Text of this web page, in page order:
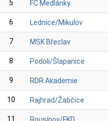
5 FC Medlánky
6 Lednice/Mikulov
7 MSK Břeclav
8 Podolí/Šlapanice
9 RDR Akademie
10 Rajhrad/Žabčice
11